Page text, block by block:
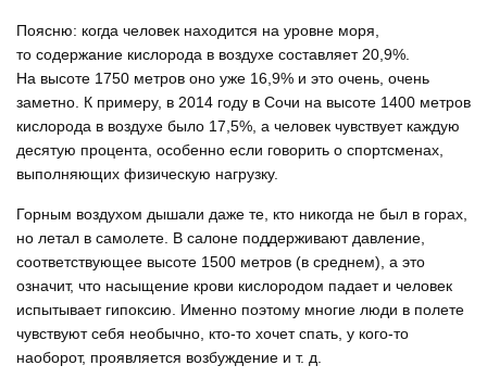
Поясню: когда человек находится на уровне моря,
то содержание кислорода в воздухе составляет 20,9%.
На высоте 1750 метров оно уже 16,9% и это очень, очень
заметно. К примеру, в 2014 году в Сочи на высоте 1400 метров
кислорода в воздухе было 17,5%, а человек чувствует каждую
десятую процента, особенно если говорить о спортсменах,
выполняющих физическую нагрузку.
Горным воздухом дышали даже те, кто никогда не был в горах,
но летал в самолете. В салоне поддерживают давление,
соответствующее высоте 1500 метров (в среднем), а это
означит, что насыщение крови кислородом падает и человек
испытывает гипоксию. Именно поэтому многие люди в полете
чувствуют себя необычно, кто-то хочет спать, у кого-то
наоборот, проявляется возбуждение и т. д.